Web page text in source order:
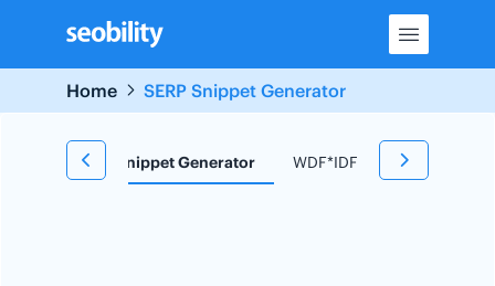
content
Home
SERP Snippet Generator
SERP Snippet Generator WDF*IDF Tool